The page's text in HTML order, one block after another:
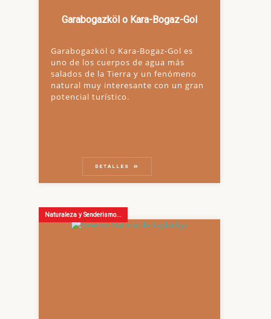
Garabogazköl o Kara-Bogaz-Gol
Garabogazköl o Kara-Bogaz-Gol es
uno de los cuerpos de agua más
salados de la Tierra y un fenómeno
natural muy interesante con un gran
potencial turístico.
DETALLES
Naturaleza y Senderismo...